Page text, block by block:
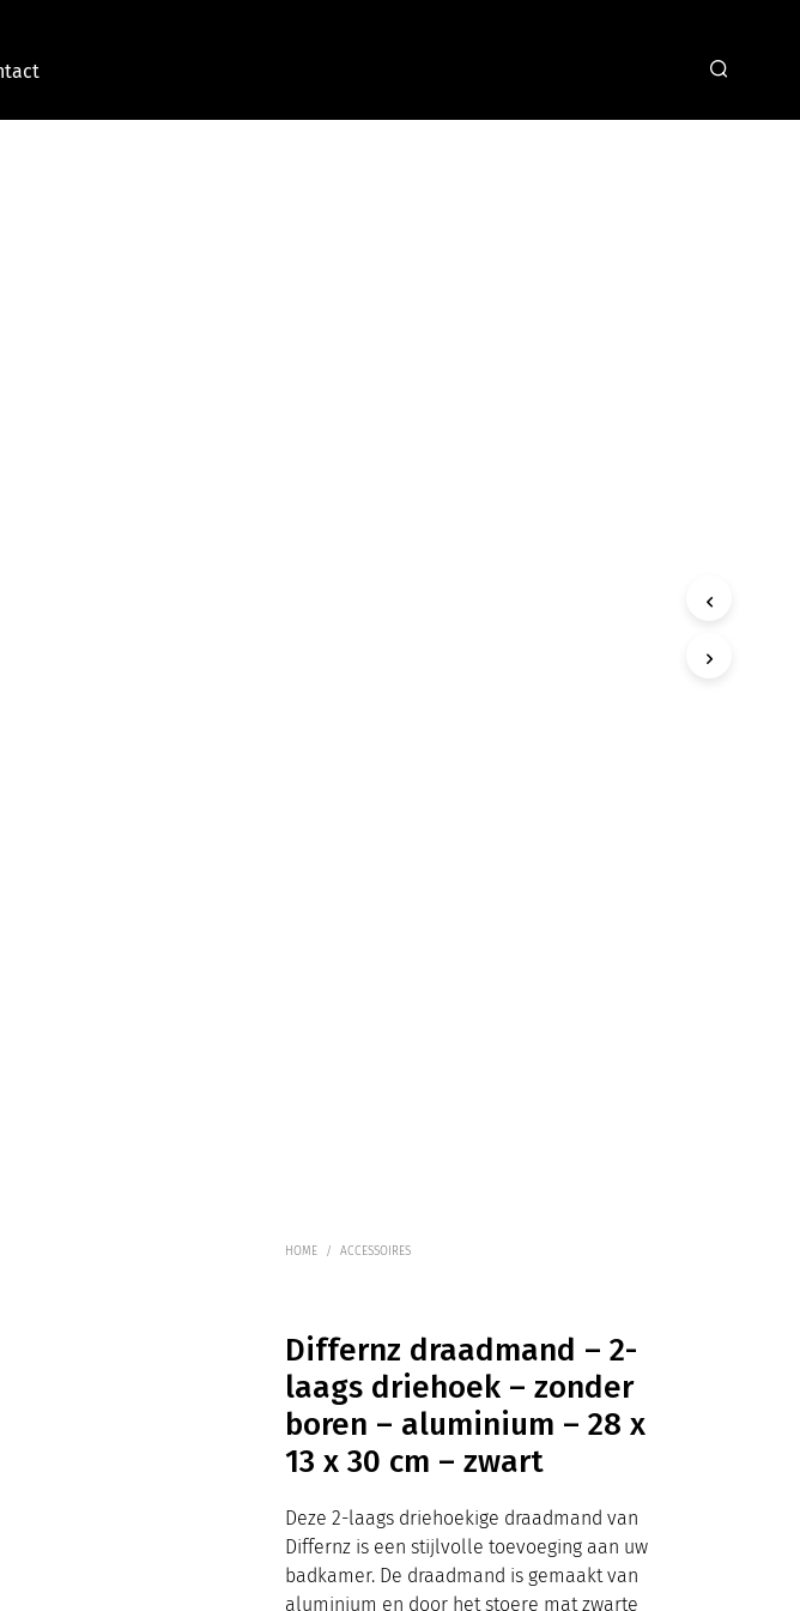
HOME / ACCESSOIRES
Differnz draadmand – 2-
laags driehoek – zonder
boren – aluminium – 28 x
13 x 30 cm – zwart
Deze 2-laags driehoekige draadmand van
Differnz is een stijlvolle toevoeging aan uw
badkamer. De draadmand is gemaakt van
aluminium en door het stoere mat zwarte